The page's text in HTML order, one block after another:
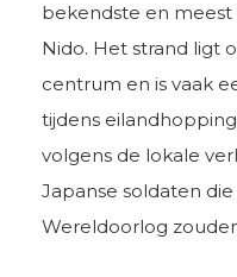
bekendste en meest
Nido. Het strand ligt
centrum en is vaak
tijdens
volgens de lokale
Japanse soldaten
Wereldoorlog